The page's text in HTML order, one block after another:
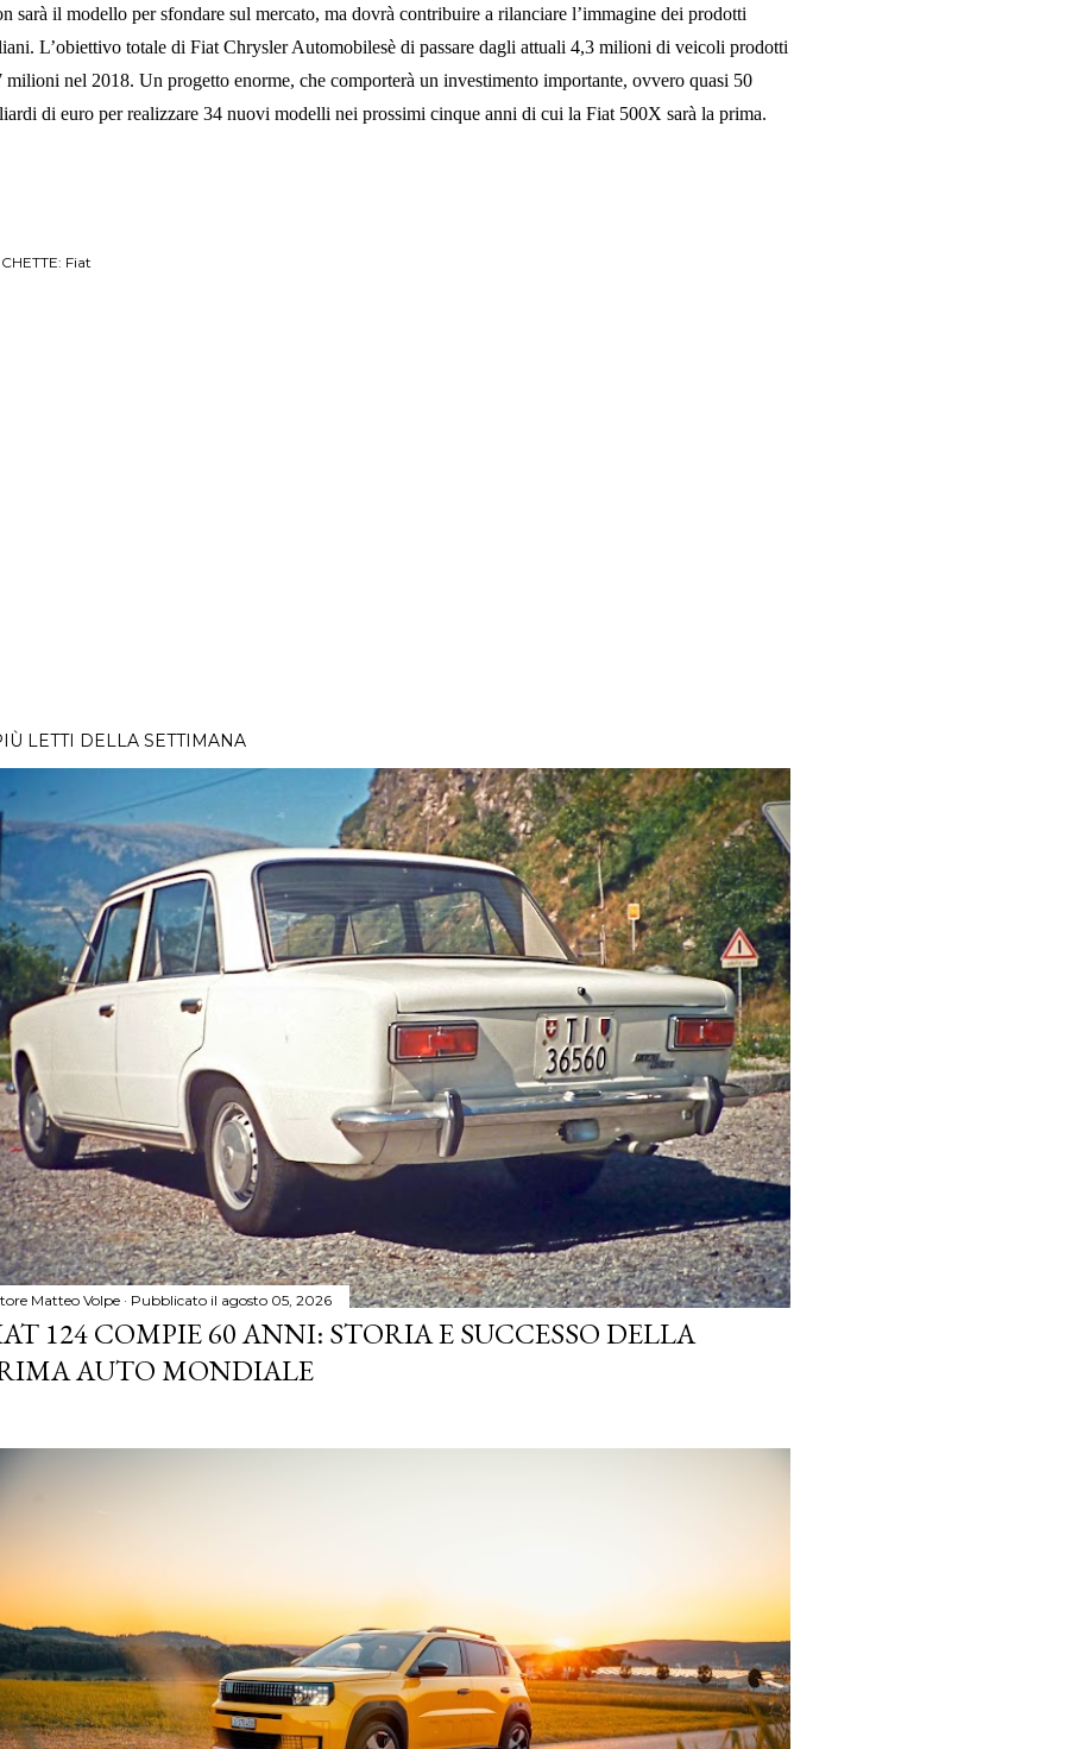
sarà il modello per sfondare sul mercato, ma dovrà contribuire a rilanciare l’immagine dei prodotti
L’obiettivo totale di Fiat Chrysler Automobilesè di passare dagli attuali 4,3 milioni di veicoli prodotti
milioni nel 2018. Un progetto enorme, che comporterà un investimento importante, ovvero quasi 50
di euro per realizzare 34 nuovi modelli nei prossimi cinque anni di cui la Fiat 500X sarà la prima.
Fiat
LETTI DELLA SETTIMANA
Matteo Volpe Pubblicato il agosto 05, 2026
124 COMPIE 60 ANNI: STORIA E SUCCESSO DELLA
AUTO MONDIALE